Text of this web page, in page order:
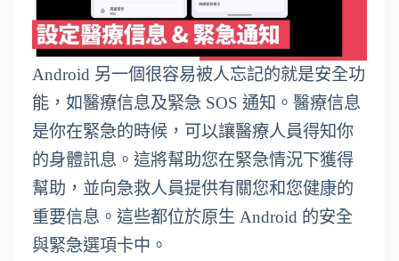
Android 另一個很容易被人忘記的就是安全功
能，如醫療信息及緊急 SOS 通知。醫療信息
是你在緊急的時候，可以讓醫療人員得知你
的身體訊息。這將幫助您在緊急情況下獲得
幫助，並向急救人員提供有關您和您健康的
重要信息。這些都位於原生 Android 的安全
與緊急選項卡中。